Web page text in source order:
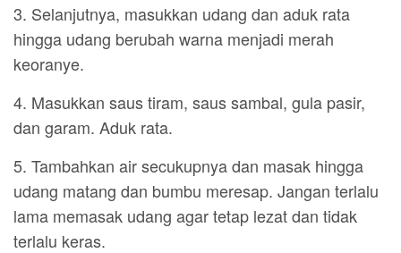
3. Selanjutnya, masukkan udang dan aduk rata
hingga udang berubah warna menjadi merah
keoranye.
4. Masukkan saus tiram, saus sambal, gula pasir,
dan garam. Aduk rata.
5. Tambahkan air secukupnya dan masak hingga
udang matang dan bumbu meresap. Jangan terlalu
lama memasak udang agar tetap lezat dan tidak
terlalu keras.